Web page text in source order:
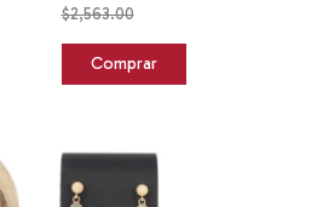
$2,563.00